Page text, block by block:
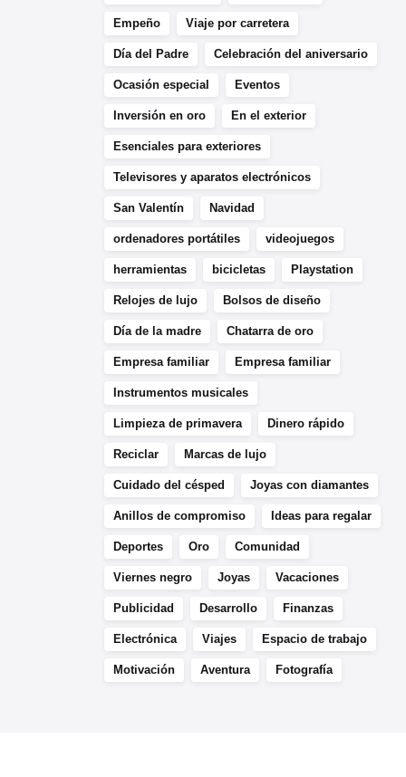
Empeño Viaje por carretera
Día del Padre Celebración del aniversario
Ocasión especial Eventos
Inversión en oro En el exterior
Esenciales para exteriores
Televisores y aparatos electrónicos
San Valentín Navidad
ordenadores portátiles videojuegos
herramientas bicicletas Playstation
Relojes de lujo Bolsos de diseño
Día de la madre Chatarra de oro
Empresa familiar Empresa familiar
Instrumentos musicales
Limpieza de primavera Dinero rápido
Reciclar Marcas de lujo
Cuidado del césped Joyas con diamantes
Anillos de compromiso Ideas para regalar
Deportes Oro Comunidad
Viernes negro Joyas Vacaciones
Publicidad Desarrollo Finanzas
Electrónica Viajes Espacio de trabajo
Motivación Aventura Fotografía